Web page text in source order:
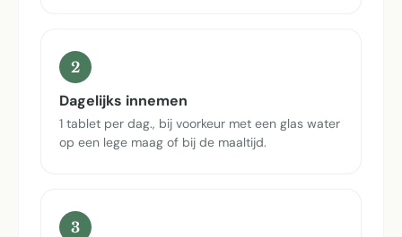
2
Dagelijks innemen
1 tablet per dag., bij voorkeur met een glas water
op een lege maag of bij de maaltijd.
3